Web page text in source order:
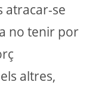
atracar-se
no tenir por
altres,